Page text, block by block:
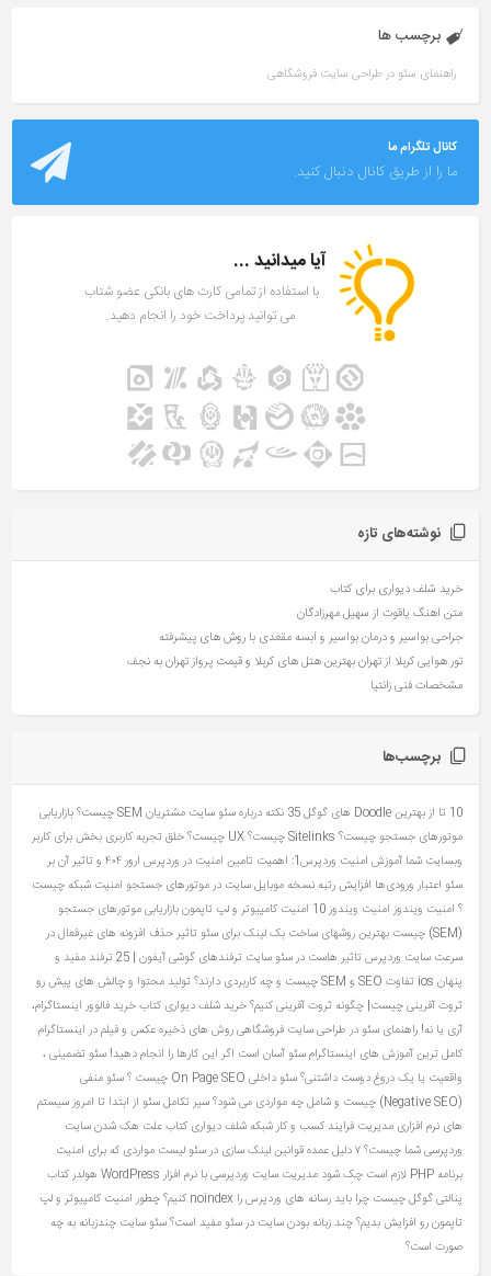
برچسب ها
راهنمای سئو در طراحی سایت فروشگاهی
کانال تلگرام ما
ما را از طریق کانال دنبال کنید.
آیا میدانید ...
با استفاده از تمامی کارت های بانکی عضو شتاب
می توانید پرداخت خود را انجام دهید.
نوشته‌های تازه
خرید شلف دیواری برای کتاب
متن آهنگ یاقوت از سهیل مهرزادگان
جراحی بواسیر و درمان بواسیر و آبسه مقعدی با روش های پیشرفته
تور هوایی کربلا از تهران بهترین هتل های کربلا و قیمت پرواز تهران به نجف
مشخصات فنی زانتیا
برچسب‌ها
10 تا از بهترین Doodle های گوگل 35 نکته درباره سئو سایت مشتریان
SEM چیست؟ بازاریابی
موتورهای جستجو چیست؟ Sitelinks چیست؟
UX چیست؟ خلق تجربه کاربری بخش برای کاربر
وبسایت شما آموزش امنیت وردپرس1: اهمیت تامین امنیت در وردپرس
ارور ۴۰۴ و تاثیر آن بر
سئو اعتبار ورودی‌ها افزایش رتبه نسخه موبایل سایت در موتورهای جستجو امنیت شبکه چیست
؟ امنیت ویندوز امنیت ویندوز 10 امنیت کامپیوتر و لپ تاپمونبازاریابی موتورهای جستجو
(SEM) چیست
بهترین روشهای ساخت بک لینک برای سئو تاثیر حذف افزونه های غیرفعال در
سرعت سایت وردپرس تاثیر هاست در سئو سایت
ترفندهای گوشی آیفون | 25 ترفند مفید و
پنهان ios
تفاوت SEO و SEM چیست و چه کاربردی دارند؟
تولید محتوا و چالش های پیش رو
ثروت آفرینی چیست| چگونه ثروت آفرینی کنیم؟خرید شلف دیواری کتابخرید فالوور اینستاگرام،
آری یا نه! راهنمای سئو در طراحی سایت فروشگاهیروش های ذخیره عکس و فیلم در اینستاگرام
کامل ترین آموزش های اینستاگرامسئو آسان است اگر این کارها را انجام دهید! سئو تضمینی ،
واقعیت یا یک دروغ دوست‌ داشتنی؟سئو داخلی On Page SEO چیست ؟
سئو منفی
(Negative SEO) چیست و شامل چه مواردی می شود؟
سیر تکامل سئو از ابتدا تا امروز سیستم
های نرم افزاری مدیریت فرایند کسب و کار شبکهشلف دیواری کتابعلت هک شدن سایت
وردپرسی شما چیست؟ ۷ دلیل عمده
قوانین لینک سازی در سئو لیست مواردی که برای امنیت
برنامه PHP لازم است چک شود
مدیریت سایت وردپرسی با نرم افزار WordPress
هولدر کتاب
پنالتی گوگل چیست چرا باید رسانه های وردپرس را noindex کنیم؟
چطور امنیت کامپیوتر و لپ
تاپمون رو افزایش بدیم؟چند زبانه بودن سایت در سئو مفید است؟ سئو سایت چندزبانه به چه
صورت است؟